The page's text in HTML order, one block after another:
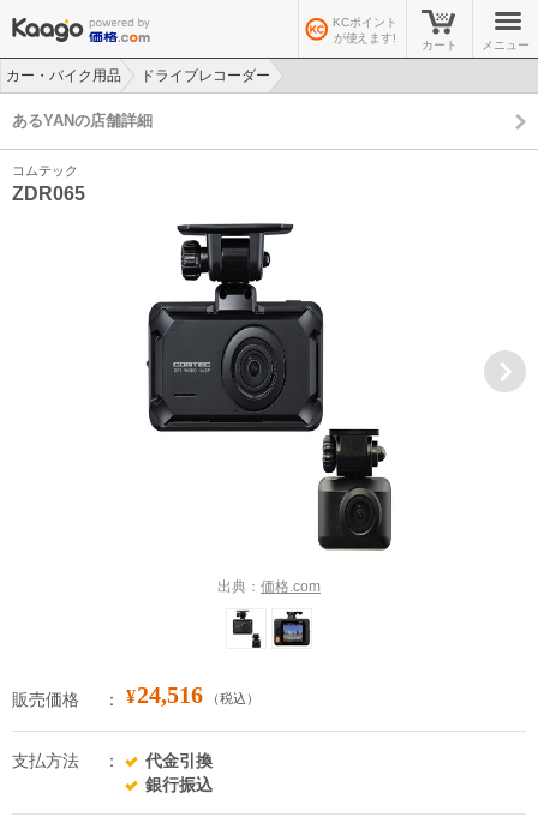
KCポイント
が使えます!
カート メニュー
カー・バイク用品
ドライブレコーダー
あるYANの店舗詳細
コムテック
ZDR065
出典： 価格.com
販売価格 ¥24,516 （税込）
支払方法
代金引換
銀行振込